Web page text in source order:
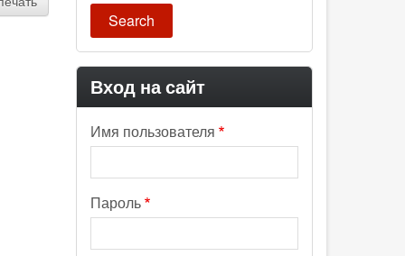
Вход на сайт
Имя пользователя
Пароль